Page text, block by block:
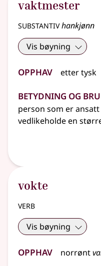
vaktmester
substantivhankjønn
Vis bøyning
Opphav ettertysk
Betydning og
person som er
vedlikeholde en
vokte
verb
Vis bøyning
Opphav norrønt